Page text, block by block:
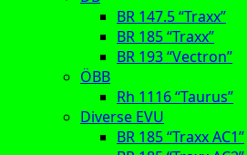
BR 147.5 “Traxx”
BR 185 “Traxx”
BR 193 “Vectron”
ÖBB
Rh 1116 “Taurus”
Diverse EVU
BR 185 “Traxx AC1”